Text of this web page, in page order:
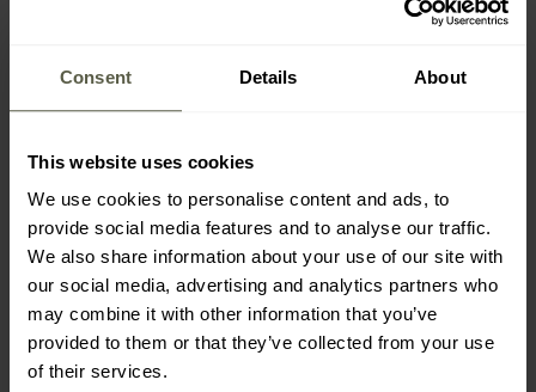
Consent Details About
This website uses cookies
We use cookies to personalise content and ads, to
provide social media features and to analyse our traffic.
We also share information about your use of our site with
our social media, advertising and analytics partners who
may combine it with other information that you’ve
provided to them or that they’ve collected from your use
of their services.
NORMA ANSI/ISEA 105-3XX A